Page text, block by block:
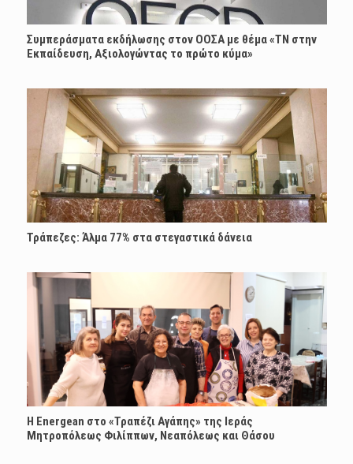
Συμπεράσματα εκδήλωσης στον ΟΟΣΑ με θέμα «ΤΝ στην
Εκπαίδευση, Αξιολογώντας το πρώτο κύμα»
Τράπεζες: Άλμα 77% στα στεγαστικά δάνεια
H Energean στο «Τραπέζι Αγάπης» της Ιεράς
Μητροπόλεως Φιλίππων, Νεαπόλεως και Θάσου